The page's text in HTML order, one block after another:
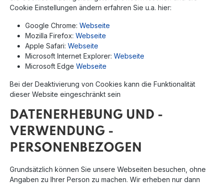
Cookie Einstellungen ändern erfahren Sie u.a. hier:
Google Chrome: Webseite
Mozilla Firefox: Webseite
Apple Safari: Webseite
Microsoft Internet Explorer: Webseite
Microsoft Edge Webseite
Bei der Deaktivierung von Cookies kann die Funktionalität
dieser Website eingeschränkt sein
DATENERHEBUNG UND -
VERWENDUNG -
PERSONENBEZOGEN
Grundsätzlich können Sie unsere Webseiten besuchen, ohne
Angaben zu Ihrer Person zu machen. Wir erheben nur dann